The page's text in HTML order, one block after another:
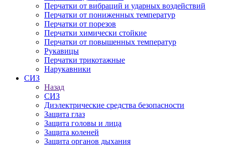
Перчатки от вибраций и ударных воздействий
Перчатки от пониженных температур
Перчатки от порезов
Перчатки химически стойкие
Перчатки от повышенных температур
Рукавицы
Перчатки трикотажные
Нарукавники
СИЗ
Назад
СИЗ
Диэлектрические средства безопасности
Защита глаз
Защита головы и лица
Защита коленей
Защита органов дыхания